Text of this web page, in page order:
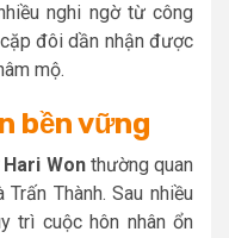
nghi ngờ từ công
đôi dần nhận được
mộ.
bền vững
Wonthường quan
Thành. Sau nhiều
trì cuộc hôn nhân ổn